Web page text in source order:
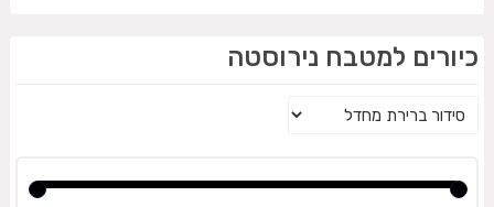
כיורים למטבח נירוסטה